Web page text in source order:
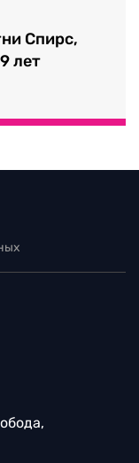
Спирс,
лет